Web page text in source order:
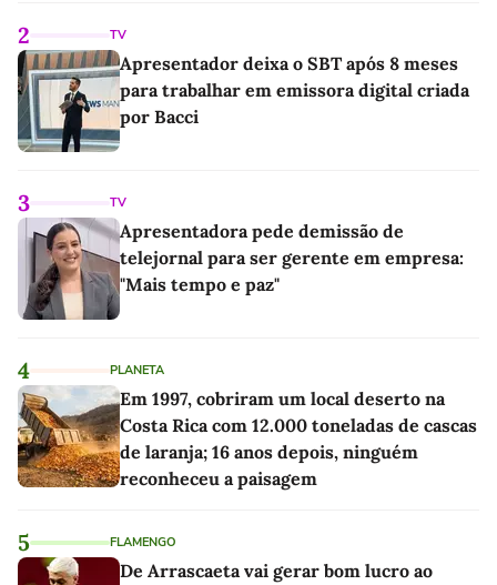
2 TV
Apresentador deixa o SBT após 8 meses
para trabalhar em emissora digital criada
por Bacci
3 TV
Apresentadora pede demissão de
telejornal para ser gerente em empresa:
"Mais tempo e paz"
4 PLANETA
Em 1997, cobriram um local deserto na
Costa Rica com 12.000 toneladas de cascas
de laranja; 16 anos depois, ninguém
reconheceu a paisagem
5 FLAMENGO
De Arrascaeta vai gerar bom lucro ao